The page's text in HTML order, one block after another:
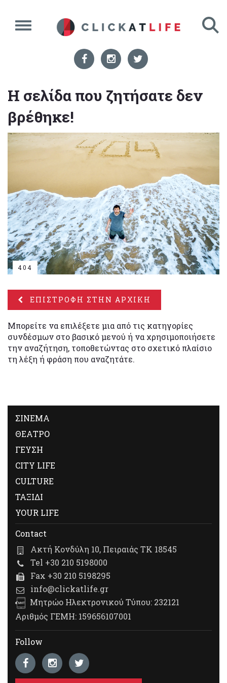
Η σελίδα που ζητήσατε δεν
βρέθηκε!
404
ΕΠΙΣΤΡΟΦΗ ΣΤΗΝ ΑΡΧΙΚΗ
Μπορείτε να επιλέξετε μια από τις κατηγορίες
συνδέσμων στο βασικό μενού ή να χρησιμοποιήσετε
την αναζήτηση, τοποθετώντας στο σχετικό πλαίσιο
τη λέξη ή φράση που αναζητάτε.
ΣΙΝΕΜΑ
ΘΕΑΤΡΟ
ΓΕΥΣΗ
CITY LIFE
CULTURE
ΤΑΞΙΔΙ
YOUR LIFE
Contact
Ακτή Κονδύλη 10, Πειραιάς ΤΚ 18545
Tel +30 210 5198000
Fax +30 210 5198295
info@clickatlife.gr
Μητρώο Ηλεκτρονικού Τύπου: 232121
Αριθμός ΓΕΜΗ: 159656107001
Follow